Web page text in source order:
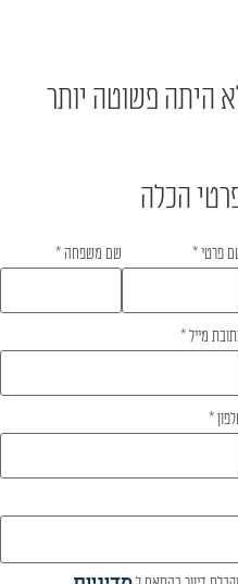
היתה פשוטה יותר
הכלה
פרטי* שם משפחה*
מייל*
*